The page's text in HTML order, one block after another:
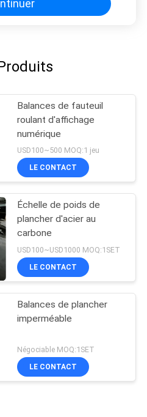
Balances de fauteuil
roulant d'affichage
numérique
USD100~500 MOQ:1 jeu
LE CONTACT
Échelle de poids de
plancher d'acier au
carbone
USD100~USD1000 MOQ:1SET
LE CONTACT
Balances de plancher
imperméable
Négociable MOQ:1SET
LE CONTACT